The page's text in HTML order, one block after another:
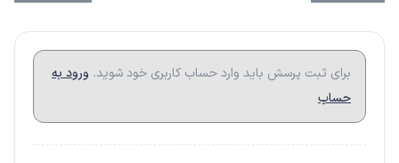
برای ثبت پرسش باید وارد حساب کاربری خود شوید. ورود به
حساب